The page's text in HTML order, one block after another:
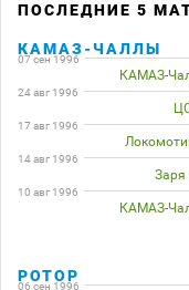
ПОСЛЕДНИЕ 5
КАМАЗ-ЧАЛЛЫ
07 сен 1996
КАМАЗ-
24 авг 1996
17 авг 1996
14 авг 1996
Заря
10 авг 1996
КАМАЗ-
РОТОР
06 сен 1996